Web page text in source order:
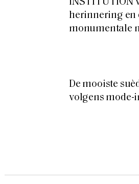
herinnering
monumentale
De mooiste
volgens mode-